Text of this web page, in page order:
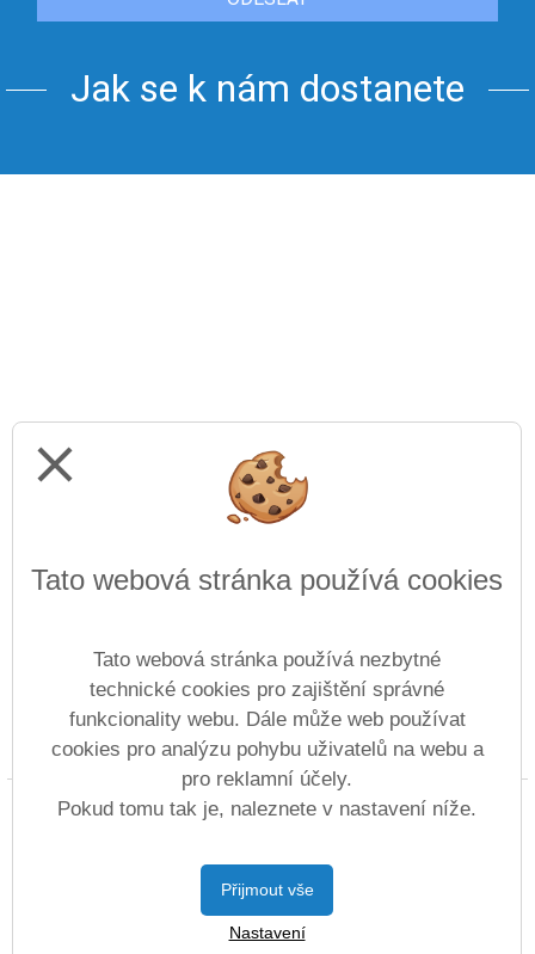
Jak se k nám dostanete
Prohlášení o přístupnosti Mapa webu Cookies
Copyright © 2022 - 2023 ZŠ Revoluční &
Postaveno ve službě
VlastníŠkolníWeb.cz
| Na redakčním systému
Vitalex CMS
close
Tato webová stránka používá cookies
Tato webová stránka používá nezbytné
technické cookies pro zajištění správné
funkcionality webu. Dále může web používat
cookies pro analýzu pohybu uživatelů na webu a
pro reklamní účely.
Pokud tomu tak je, naleznete v nastavení níže.
Přijmout vše
Nastavení